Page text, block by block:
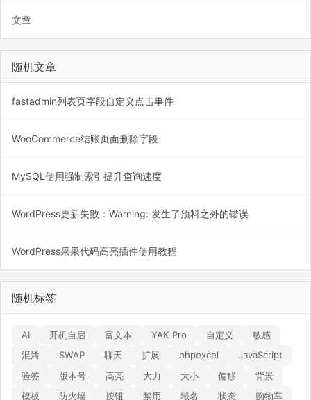
文章
随机文章
fastadmin列表页字段自定义点击事件
WooCommerce结账页面删除字段
MySQL使用强制索引提升查询速度
WordPress更新失败：Warning: 发生了预料之外的错误
WordPress果果代码高亮插件使用教程
随机标签
AI 开机自启 富文本 YAK Pro 自定义
敏感
混淆
SWAP 聊天 扩展 phpexcel
JavaScript
验签
版本号 高亮 大力 大小 偏移
背景
模板
防火墙 按钮 禁用 域名 状态 购物车